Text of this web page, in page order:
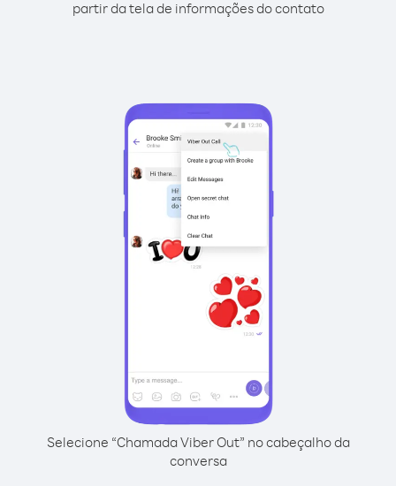
partir da tela de informações do contato
Selecione “Chamada Viber Out” no cabeçalho da
conversa